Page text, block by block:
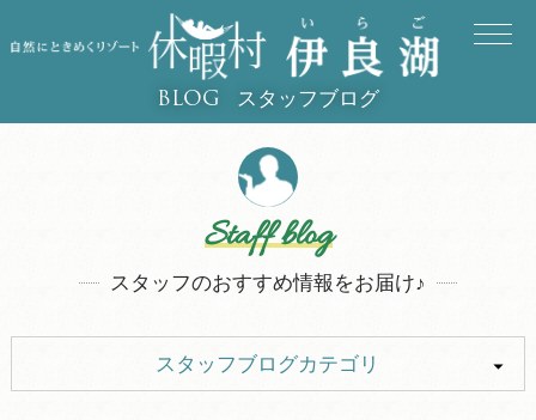
BLOG スタッフブログ
Staff blog
スタッフのおすすめ情報をお届け♪
スタッフブログカテゴリ